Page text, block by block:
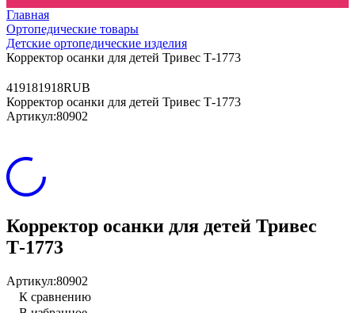
Главная
Ортопедические товары
Детские ортопедические изделия
Корректор осанки для детей Тривес Т-1773
419181918RUB
Корректор осанки для детей Тривес Т-1773
Артикул:80902
Корректор осанки для детей Тривес
Т-1773
Артикул:80902
К сравнению